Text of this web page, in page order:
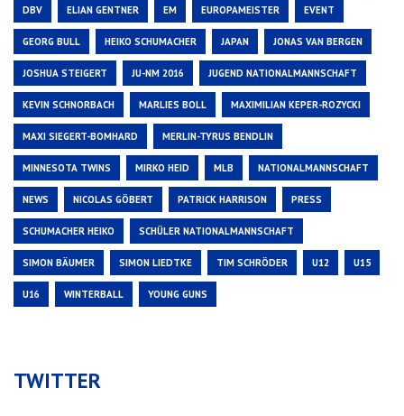
DBV ELIAN GENTNER EM EUROPAMEISTER EVENT
GEORG BULL HEIKO SCHUMACHER JAPAN JONAS VAN BERGEN
JOSHUA STEIGERT JU-NM 2016 JUGEND NATIONALMANNSCHAFT
KEVIN SCHNORBACH MARLIES BOLL MAXIMILIAN KEPER-ROZYCKI
MAXI SIEGERT-BOMHARD MERLIN-TYRUS BENDLIN
MINNESOTA TWINS MIRKO HEID MLB NATIONALMANNSCHAFT
NEWS NICOLAS GÖBERT PATRICK HARRISON PRESS
SCHUMACHER HEIKO SCHÜLER NATIONALMANNSCHAFT
SIMON BÄUMER SIMON LIEDTKE TIM SCHRÖDER U12 U15
U16 WINTERBALL YOUNG GUNS
TWITTER